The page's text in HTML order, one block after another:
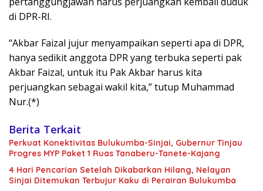
di DPR-RI.
“Akbar Faizal jujur menyampaikan seperti apa di DPR,
hanya sedikit anggota DPR yang terbuka seperti pak
Akbar Faizal, untuk itu Pak Akbar harus kita
perjuangkan sebagai wakil kita,” tutup Muhammad
Nur.(*)
Berita Terkait
Perkuat Konektivitas Bulukumba-Sinjai, Gubernur Tinjau
Progres MYP Paket 1 Ruas Tanaberu-Tanete-Kajang
4 Hari Pencarian Setelah Dikabarkan Hilang, Nelayan
Sinjai Ditemukan Terbujur Kaku di Perairan Bulukumba